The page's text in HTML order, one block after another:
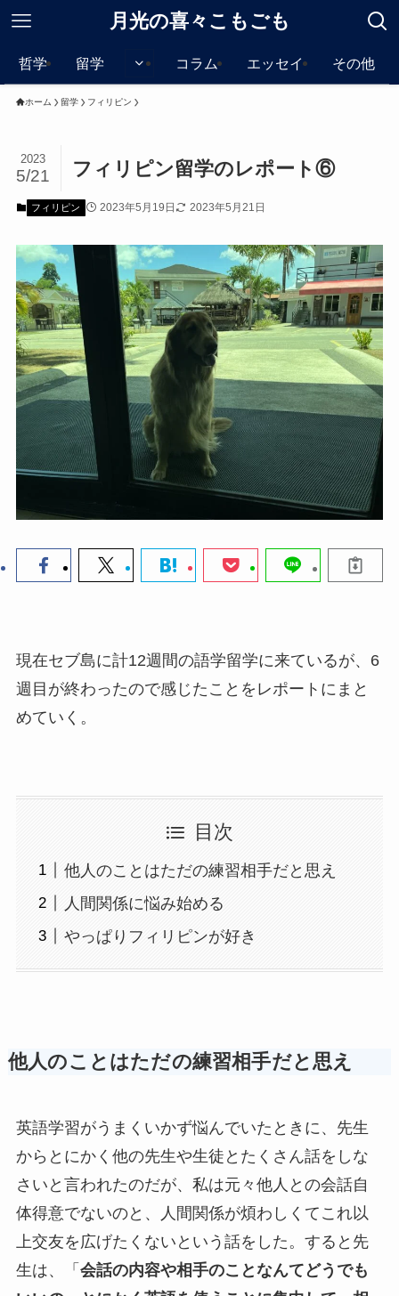
月光の喜々こもごも
哲学 留学 コラム エッセイ その他
ホーム 留学 フィリピン
フィリピン留学のレポート⑥
2023
5/21
フィリピン 2023年5月19日 2023年5月21日
現在セブ島に計12週間の語学留学に来ているが、6
週目が終わったので感じたことをレポートにまと
めていく。
目次
他人のことはただの練習相手だと思え
人間関係に悩み始める
やっぱりフィリピンが好き
他人のことはただの練習相手だと思え
英語学習がうまくいかず悩んでいたときに、先生
からとにかく他の先生や生徒とたくさん話をしな
さいと言われたのだが、私は元々他人との会話自
体得意でないのと、人間関係が煩わしくてこれ以
上交友を広げたくないという話をした。すると先
生は、「 会話の内容や相手のことなんてどうでも